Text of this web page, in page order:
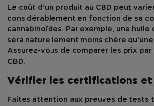
Le coût d’un produit au CBD peut
considérablement en fonction de sa
cannabinoïdes. Par exemple, une huile
sera naturellement moins chère qu’une
Assurez-vous de comparer les prix par
CBD.
Vérifier les certifications et
Faites attention aux preuves de tests